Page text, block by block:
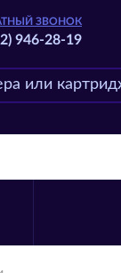
ЗВОНОК
946-28-19